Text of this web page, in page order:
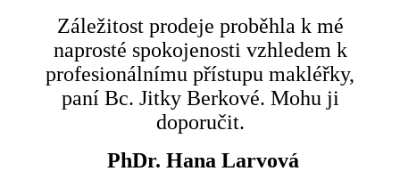
Záležitost prodeje proběhla k mé
naprosté spokojenosti vzhledem k
profesionálnímu přístupu makléřky,
paní Bc. Jitky Berkové. Mohu ji
doporučit.
PhDr. Hana Larvová